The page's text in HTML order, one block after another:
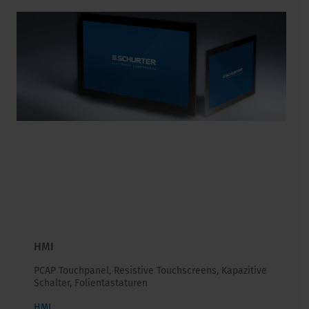
HMI
PCAP Touchpanel, Resistive Touchscreens, Kapazitive
Schalter, Folientastaturen